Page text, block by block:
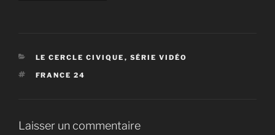
CATÉGORIES
LE CERCLE CIVIQUE , SÉRIE VIDÉO
ÉTIQUETTES
FRANCE 24
Laisser un commentaire